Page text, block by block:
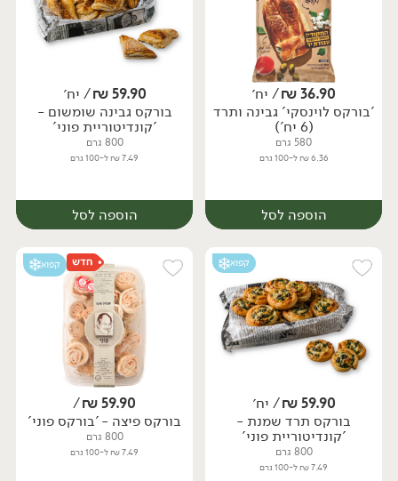
יח׳ יח׳
36.90
₪/ יח׳
'בורקס לוינסקי' גבינה ותרד
(6 יח')
580 גרם
6.36 ₪ ל-100 גרם
הוספה לסל
יח׳
59.90
₪/ יח׳
בורקס גבינה שומשום -
'קונדיטוריית פוני'
800 גרם
7.49 ₪ ל-100 גרם
הוספה לסל
יח׳
קפוא
59.90
₪/ יח׳
בורקס תרד שמנת -
'קונדיטוריית פוני'
800 גרם
7.49 ₪ ל-100 גרם
קפוא
59.90
₪
/
בורקס פיצה - 'בורקס פוני'
800 גרם
7.49 ₪ ל-100 גרם